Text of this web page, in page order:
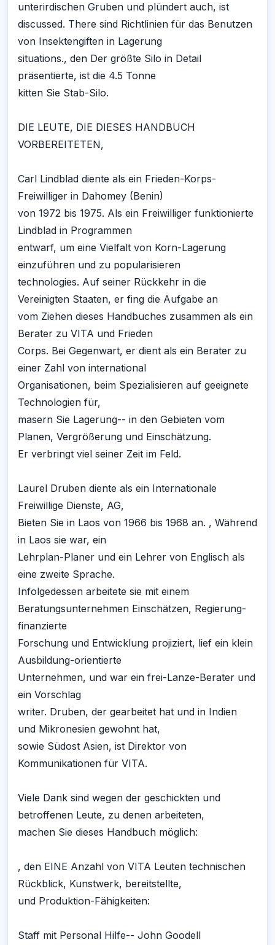
unterirdischen Gruben und plündert auch, ist
discussed. There sind Richtlinien für das Benutzen
von Insektengiften in Lagerung
situations., den Der größte Silo in Detail
präsentierte, ist die 4.5 Tonne
kitten Sie Stab-Silo.
DIE LEUTE, DIE DIESES HANDBUCH
VORBEREITETEN,
Carl Lindblad diente als ein Frieden-Korps-
Freiwilliger in Dahomey (Benin)
von 1972 bis 1975. Als ein Freiwilliger funktionierte
Lindblad in Programmen
entwarf, um eine Vielfalt von Korn-Lagerung
einzuführen und zu popularisieren
technologies. Auf seiner Rückkehr in die
Vereinigten Staaten, er fing die Aufgabe an
vom Ziehen dieses Handbuches zusammen als ein
Berater zu VITA und Frieden
Corps. Bei Gegenwart, er dient als ein Berater zu
einer Zahl von international
Organisationen, beim Spezialisieren auf geeignete
Technologien für,
masern Sie Lagerung-- in den Gebieten vom
Planen, Vergrößerung und Einschätzung.
Er verbringt viel seiner Zeit im Feld.
Laurel Druben diente als ein Internationale
Freiwillige Dienste, AG,
Bieten Sie in Laos von 1966 bis 1968 an. , Während
in Laos sie war, ein
Lehrplan-Planer und ein Lehrer von Englisch als
eine zweite Sprache.
Infolgedessen arbeitete sie mit einem
Beratungsunternehmen Einschätzen, Regierung-
finanzierte
Forschung und Entwicklung projiziert, lief ein klein
Ausbildung-orientierte
Unternehmen, und war ein frei-Lanze-Berater und
ein Vorschlag
writer. Druben, der gearbeitet hat und in Indien
und Mikronesien gewohnt hat,
sowie Südost Asien, ist Direktor von
Kommunikationen für VITA.
Viele Dank sind wegen der geschickten und
betroffenen Leute, zu denen arbeiteten,
machen Sie dieses Handbuch möglich:
, den EINE Anzahl von VITA Leuten technischen
Rückblick, Kunstwerk, bereitstellte,
und Produktion-Fähigkeiten:
Staff mit Personal Hilfe-- John Goodell